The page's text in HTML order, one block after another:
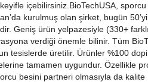
içebilirsiniz.BioTechUSA,
kurulmuş olan şirket, bugün
Geniş ürün yelpazesiyle (330+
verdiği önemle bilinir. Tüm
tesislerde üretilir. Ürünler %100
tamamen uygundur. Özellikle
besini partneri olmasıyla da kalite